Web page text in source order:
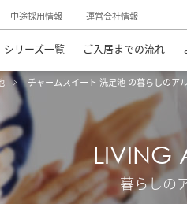
中途採用情報 運営会社情報
シリーズ一覧 ご入居までの流れ
チャームスイート 洗足池 の暮らしのア
LIVING
暮らしの